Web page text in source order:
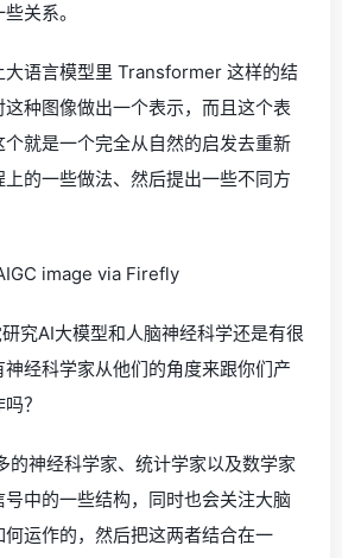
关系。
大语言模型里 Transformer 这样的结
种图像做出一个表示，而且这个表
就是一个完全从自然的启发去重新
的一些做法、然后提出一些不同方
image via Firefly
研究AI大模型和人脑神经科学还是有很
经科学家从他们的角度来跟你们产
？
的神经科学家、统计学家以及数学家
中的一些结构，同时也会关注大脑
运作的，然后把这两者结合在一